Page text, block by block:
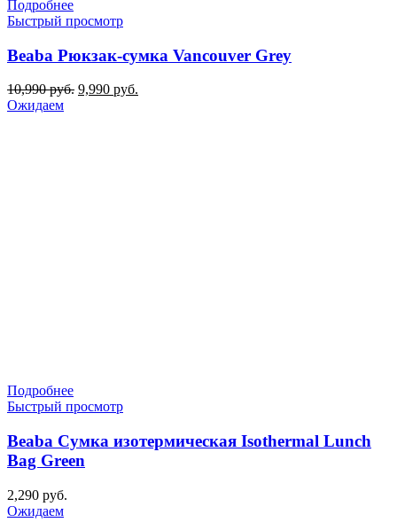
Подробнее
Быстрый просмотр
Beaba Рюкзак-сумка Vancouver Grey
10,990руб. Первоначальная
9,990 руб.
Ожидаем
Подробнее
Быстрый просмотр
Beaba Сумка изотермическая Isothermal Lunch
Bag Green
2,290 руб.
Ожидаем